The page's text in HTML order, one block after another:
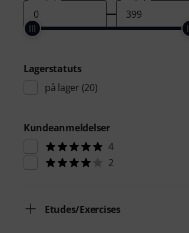
Lagerstatuts
på lager (20)
Kundeanmeldelser
4
2
Etudes/Exercises